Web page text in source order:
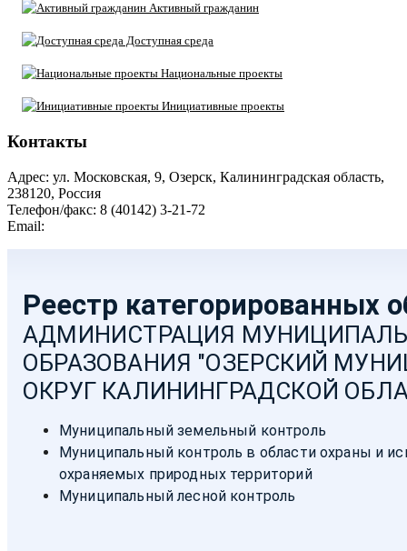
Активный гражданин
Доступная среда
Национальные проекты
Инициативные проекты
Контакты
Адрес: ул. Московская, 9, Озерск, Калининградская область,
238120, Россия
Телефон/факс: 8 (40142) 3-21-72
Email: